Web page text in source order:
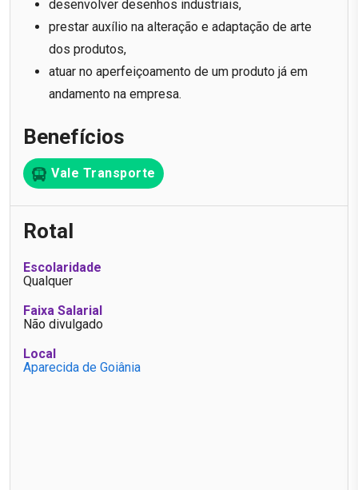
desenvolver desenhos industriais,
prestar auxílio na alteração e adaptação de arte
dos produtos,
atuar no aperfeiçoamento de um produto já em
andamento na empresa.
Benefícios
Vale Transporte
Rotal
Escolaridade
Qualquer
Faixa Salarial
Não divulgado
Local
Aparecida de Goiânia